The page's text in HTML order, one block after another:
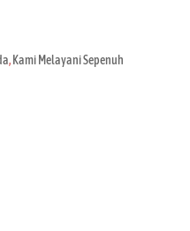
, Kami Melayani Sepenuh